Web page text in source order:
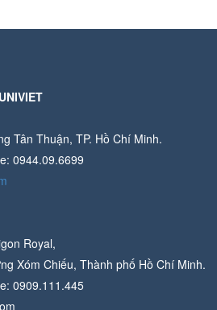
Tân Thuận, TP. Hồ Chí Minh.
0944.09.6699
Royal,
Xóm Chiếu, Thành phố Hồ Chí Minh.
0909.111.445